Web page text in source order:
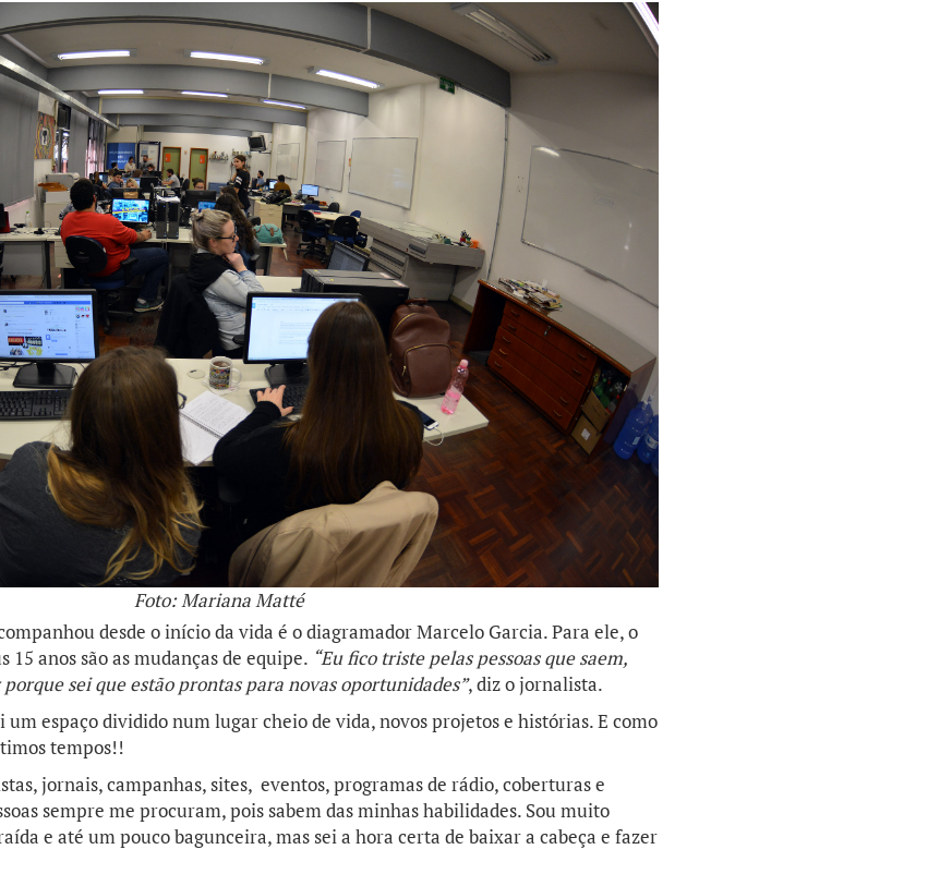
Foto: Mariana Matté
desde o início da vida é o diagramador Marcelo Garcia. Para ele, o
15 anos são as mudanças de equipe. “Eu fico triste pelas pessoas que saem,
sei que estão prontas para novas oportunidades”, diz o jornalista.
um espaço dividido num lugar cheio de vida, novos projetos e histórias. E como
tempos!!
jornais, campanhas, sites, eventos, programas de rádio, coberturas e
sempre me procuram, pois sabem das minhas habilidades. Sou muito
e até um pouco bagunceira, mas sei a hora certa de baixar a cabeça e fazer